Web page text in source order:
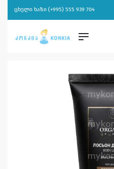
ცხელი ხაზი (+995) 555 939 704